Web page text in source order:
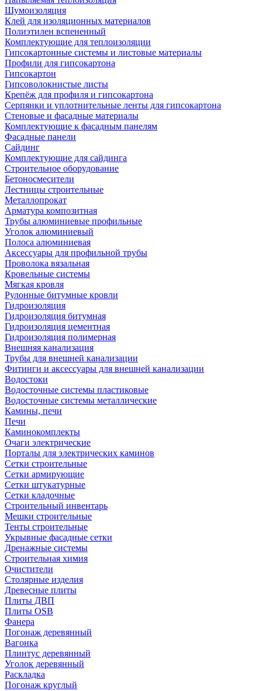
Шумоизоляция
Клей для изоляционных материалов
Полиэтилен вспененный
Комплектующие для теплоизоляции
Гипсокартонные системы и листовые материалы
Профили для гипсокартона
Гипсокартон
Гипсоволокнистые листы
Крепёж для профиля и гипсокартона
Серпянки и уплотнительные ленты для гипсокартона
Стеновые и фасадные материалы
Комплектующие к фасадным панелям
Фасадные панели
Сайдинг
Комплектующие для сайдинга
Строительное оборудование
Бетоносмесители
Лестницы строительные
Металлопрокат
Арматура композитная
Трубы алюминиевые профильные
Уголок алюминиевый
Полоса алюминиевая
Аксессуары для профильной трубы
Проволока вязальная
Кровельные системы
Мягкая кровля
Рулонные битумные кровли
Гидроизоляция
Гидроизоляция битумная
Гидроизоляция цементная
Гидроизоляция полимерная
Внешняя канализация
Трубы для внешней канализации
Фитинги и аксессуары для внешней канализации
Водостоки
Водосточные системы пластиковые
Водосточные системы металлические
Камины, печи
Печи
Каминокомплекты
Очаги электрические
Порталы для электрических каминов
Сетки строительные
Сетки армирующие
Сетки штукатурные
Сетки кладочные
Строительный инвентарь
Мешки строительные
Тенты строительные
Укрывные фасадные сетки
Дренажные системы
Строительная химия
Очистители
Столярные изделия
Древесные плиты
Плиты ДВП
Плиты OSB
Фанера
Погонаж деревянный
Вагонка
Плинтус деревянный
Уголок деревянный
Раскладка
Погонаж круглый